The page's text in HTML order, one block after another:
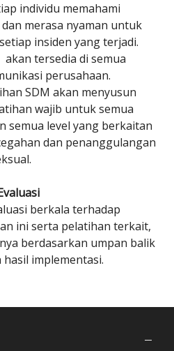
individu memahami
merasa nyaman untuk
insiden yang terjadi.
tersedia di semua
perusahaan.
SDM akan menyusun
wajib untuk semua
semua level yang berkaitan
dan penanggulangan
berkala terhadap
ini serta pelatihan terkait,
berdasarkan umpan balik
implementasi.